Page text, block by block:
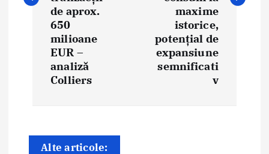
a
de aprox.
650
milioane
EUR –
analiză
Colliers
maxime
istorice,
potențial de
expansiune
semnificati
v
Alte articole: